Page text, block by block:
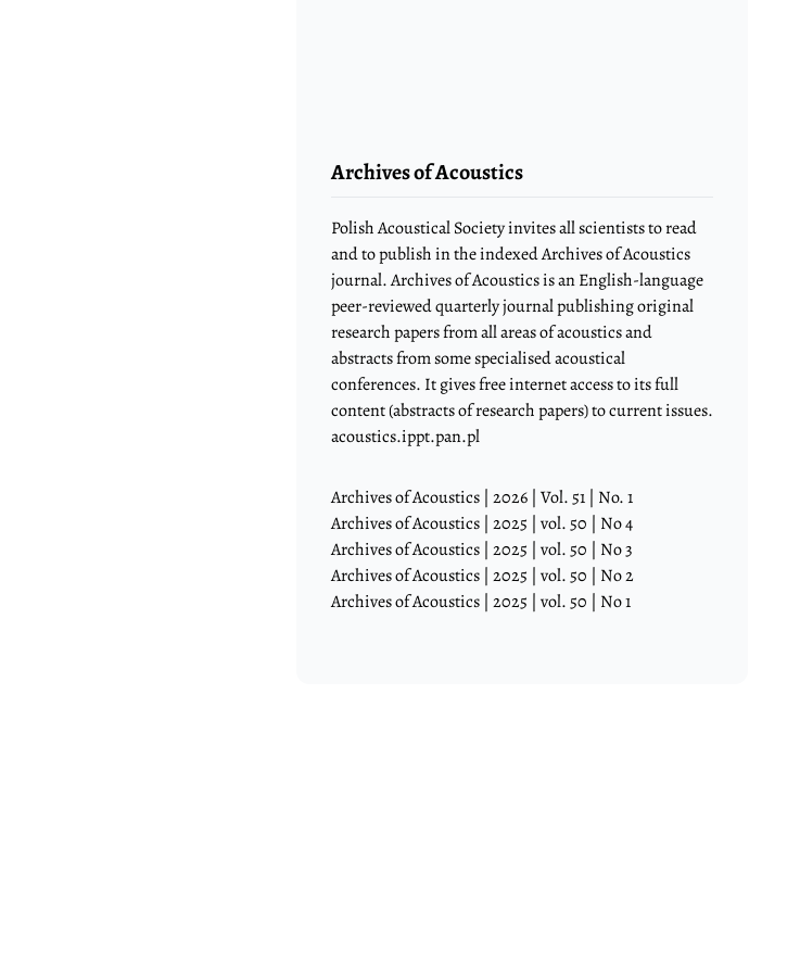
Archives of Acoustics
Polish Acoustical Society invites all scientists to read
and to publish in the indexed Archives of Acoustics
journal. Archives of Acoustics is an English-language
peer-reviewed quarterly journal publishing original
research papers from all areas of acoustics and
abstracts from some specialised acoustical
conferences. It gives free internet access to its full
content (abstracts of research papers) to current issues.
acoustics.ippt.pan.pl
Archives of Acoustics | 2026 | Vol. 51 | No. 1
Archives of Acoustics | 2025 | vol. 50 | No 4
Archives of Acoustics | 2025 | vol. 50 | No 3
Archives of Acoustics | 2025 | vol. 50 | No 2
Archives of Acoustics | 2025 | vol. 50 | No 1